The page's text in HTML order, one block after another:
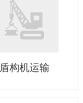
盾构机运输